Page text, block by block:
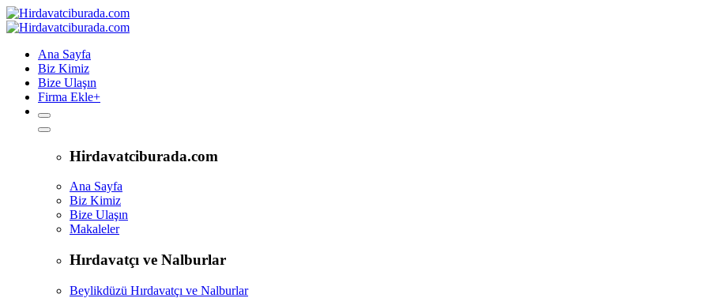
Ana Sayfa
Biz Kimiz
Bize Ulaşın
Firma Ekle+
Hirdavatciburada.com
Ana Sayfa
Biz Kimiz
Bize Ulaşın
Makaleler
Hırdavatçı ve Nalburlar
Beylikdüzü Hırdavatçı ve Nalburlar